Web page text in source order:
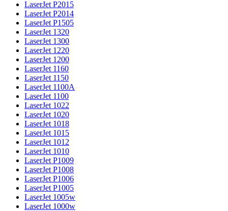
LaserJet P2015
LaserJet P2014
LaserJet P1505
LaserJet 1320
LaserJet 1300
LaserJet 1220
LaserJet 1200
LaserJet 1160
LaserJet 1150
LaserJet 1100A
LaserJet 1100
LaserJet 1022
LaserJet 1020
LaserJet 1018
LaserJet 1015
LaserJet 1012
LaserJet 1010
LaserJet P1009
LaserJet P1008
LaserJet P1006
LaserJet P1005
LaserJet 1005w
LaserJet 1000w